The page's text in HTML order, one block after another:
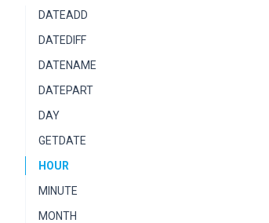
DATEADD
DATEDIFF
DATENAME
DATEPART
DAY
GETDATE
HOUR
MINUTE
MONTH